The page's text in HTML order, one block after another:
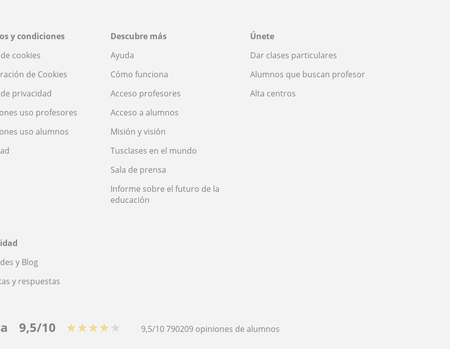
y condiciones
cookies
de Cookies
privacidad
uso profesores
uso alumnos
Descubre más
Ayuda
Cómo funciona
Acceso profesores
Acceso a alumnos
Misión y visión
Tusclases en el mundo
Sala de prensa
Informe sobre el futuro de la
educación
Únete
Dar clases particulares
Alumnos que buscan profesor
Alta centros
y Blog
y respuestas
9,5/10 ★★★★★ 9,5/10790209 opiniones de alumnos